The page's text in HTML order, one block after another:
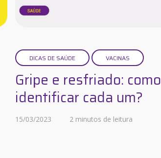
DICAS DE SAÚDE VACINAS
Gripe e resfriado: como
identificar cada um?
15/03/2023 2 minutos de leitura